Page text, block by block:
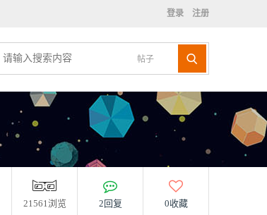
登录 注册
帖子
21561浏览 2回复 0收藏